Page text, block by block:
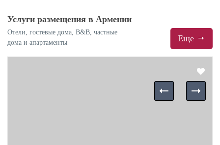
Услуги размещения в Армении
Еще
Отели, гостевые дома, B&B, частные
дома и апартаменты